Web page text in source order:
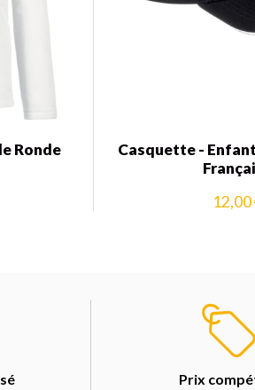
Ronde
Casquette -
12,00
Prix